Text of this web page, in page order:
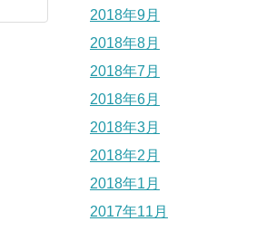
2018年9月
2018年8月
2018年7月
2018年6月
2018年3月
2018年2月
2018年1月
2017年11月